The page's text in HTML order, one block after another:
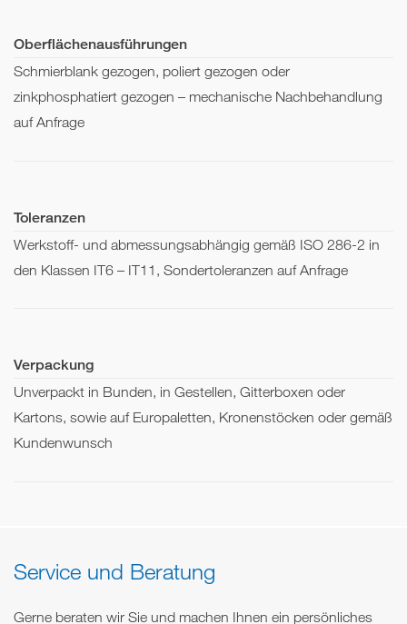
Oberflächenausführungen
Schmierblank gezogen, poliert gezogen oder
zinkphosphatiert gezogen – mechanische Nachbehandlung
auf Anfrage
Toleranzen
Werkstoff- und abmessungsabhängig gemäß ISO 286-2 in
den Klassen IT6 – IT11, Sondertoleranzen auf Anfrage
Verpackung
Unverpackt in Bunden, in Gestellen, Gitterboxen oder
Kartons, sowie auf Europaletten, Kronenstöcken oder gemäß
Kundenwunsch
Service und Beratung
Gerne beraten wir Sie und machen Ihnen ein persönliches